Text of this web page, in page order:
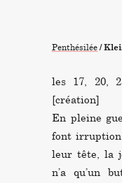
Penthésilée /
les 17, 20,
[création]
En pleine
font irruption
leur tête, la
n’a qu’un